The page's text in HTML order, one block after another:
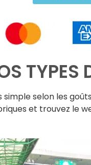
TYPES
selon les
et trouvez le